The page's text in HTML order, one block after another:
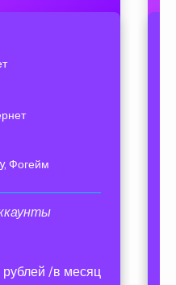
Фогейм
рублей /в месяц